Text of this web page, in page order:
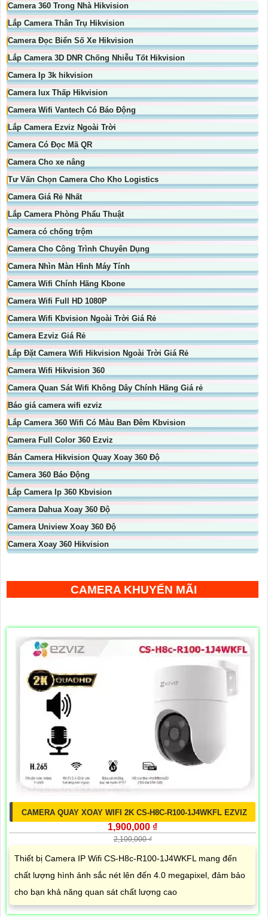
Camera 360 Trong Nhà Hikvision
Lắp Camera Thân Trụ Hikvision
Camera Đọc Biển Số Xe Hikvision
Lắp Camera 3D DNR Chống Nhiễu Tốt Hikvision
Camera Ip 3k hikvision
Camera lux Thấp Hikvision
Camera Wifi Vantech Có Báo Động
Lắp Camera Ezviz Ngoài Trời
Camera Có Đọc Mã QR
Camera Cho xe nâng
Tư Vấn Chọn Camera Cho Kho Logistics
Camera Giá Rẻ Nhất
Lắp Camera Phòng Phẩu Thuật
Camera có chống trộm
Camera Cho Công Trình Chuyên Dụng
Camera Nhìn Màn Hình Máy Tính
Camera Wifi Chính Hãng Kbone
Camera Wifi Full HD 1080P
Camera Wifi Kbvision Ngoài Trời Giá Rẻ
Camera Ezviz Giá Rẻ
Lắp Đặt Camera Wifi Hikvision Ngoài Trời Giá Rẻ
Camera Wifi Hikvision 360
Camera Quan Sát Wifi Không Dây Chính Hãng Giá rẻ
Báo giá camera wifi ezviz
Lắp Camera 360 Wifi Có Màu Ban Đêm Kbvision
Camera Full Color 360 Ezviz
Bán Camera Hikvision Quay Xoay 360 Độ
Camera 360 Báo Động
Lắp Camera Ip 360 Kbvision
Camera Dahua Xoay 360 Độ
Camera Uniview Xoay 360 Độ
Camera Xoay 360 Hikvision
CAMERA KHUYẾN MÃI
CAMERA QUAY XOAY WIFI 2K CS-H8C-R100-1J4WKFL EZVIZ
1,900,000 ₫
2,100,000 ₫
Thiết bị Camera IP Wifi CS-H8c-R100-1J4WKFL mang đến
chất lượng hình ảnh sắc nét lên đến 4.0 megapixel, đảm bảo
cho bạn khả năng quan sát chất lượng cao